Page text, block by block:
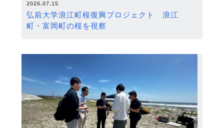
2026.07.15
弘前大学浪江町桜復興プロジェクト 浪江
町・富岡町の桜を視察